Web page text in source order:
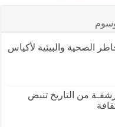
الصحية والبيئية لأكياس
من التاريخ تنبض